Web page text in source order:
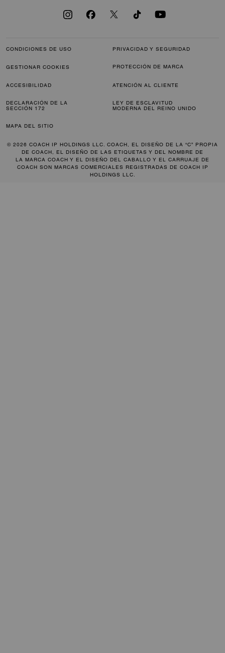
CONDICIONES DE USO PRIVACIDAD Y SEGURIDAD
GESTIONAR COOKIES PROTECCIÓN DE MARCA
ACCESIBILIDAD ATENCIÓN AL CLIENTE
DECLARACIÓN DE LA
SECCIÓN 172
LEY DE ESCLAVITUD
MODERNA DEL REINO UNIDO
MAPA DEL SITIO
© 2026 COACH IP HOLDINGS LLC. COACH, EL DISEÑO DE LA “C” PROPIA
DE COACH, EL DISEÑO DE LAS ETIQUETAS Y DEL NOMBRE DE
LA MARCA COACH Y EL DISEÑO DEL CABALLO Y EL CARRUAJE DE
COACH SON MARCAS COMERCIALES REGISTRADAS DE COACH IP
HOLDINGS LLC.